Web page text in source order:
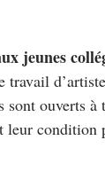
jeunes
ouverts
leur condition